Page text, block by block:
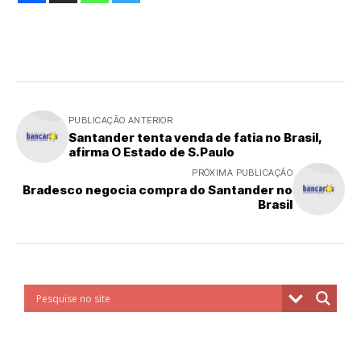
PUBLICAÇÃO ANTERIOR
Santander tenta venda de fatia no Brasil,
afirma O Estado de S.Paulo
PRÓXIMA PUBLICAÇÃO
Bradesco negocia compra do Santander no
Brasil